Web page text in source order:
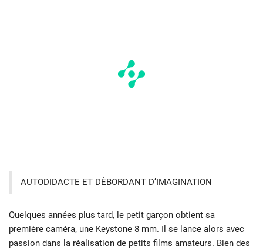
AUTODIDACTE ET DÉBORDANT D’IMAGINATION
Quelques années plus tard, le petit garçon obtient sa
première caméra, une Keystone 8 mm. Il se lance alors avec
passion dans la réalisation de petits films amateurs. Bien des